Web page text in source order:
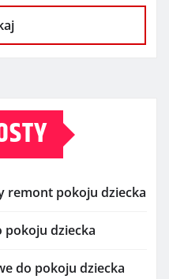
remont pokoju dziecka
pokoju dziecka
do pokoju dziecka